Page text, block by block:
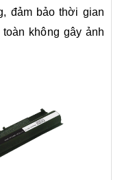
đảm bảo thời gian
không gây ảnh